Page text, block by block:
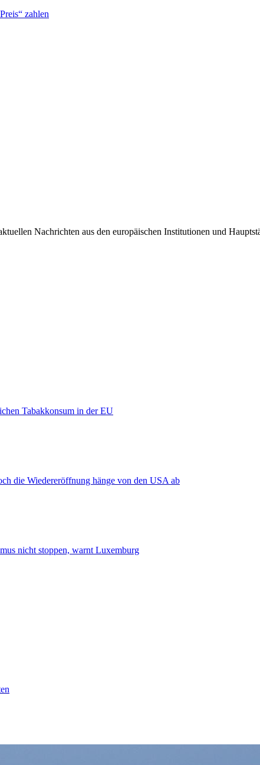
zahlen
Nachrichten aus den europäischen Institutionen und
Tabakkonsum in der EU
die Wiedereröffnung hänge von den USA ab
nicht stoppen, warnt Luxemburg